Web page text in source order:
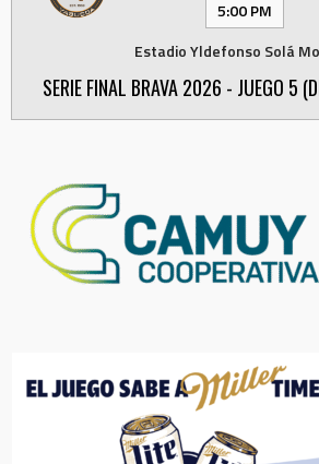
5:00 PM
Estadio Yldefonso Solá
SERIE FINAL BRAVA 2026 - JUEGO 5